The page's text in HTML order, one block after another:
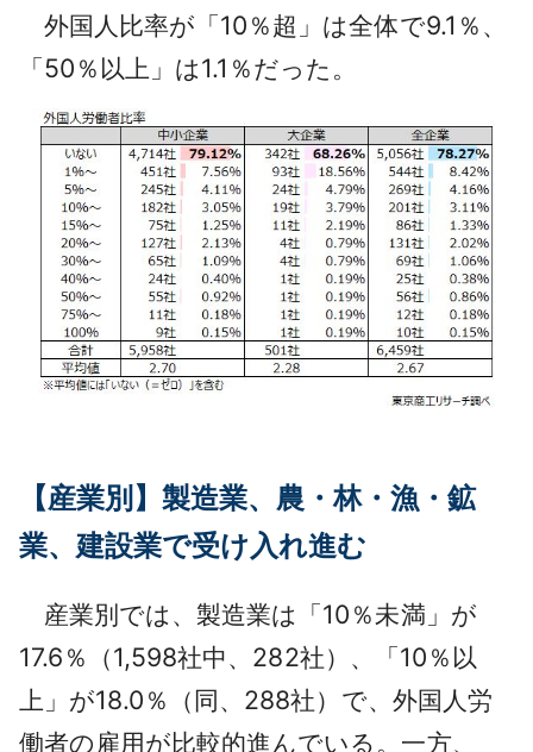
外国人比率が「10％超」は全体で9.1％、
「50％以上」は1.1％だった。
【産業別】製造業、農・林・漁・鉱
業、建設業で受け入れ進む
産業別では、製造業は「10％未満」が
17.6％（1,598社中、282社）、「10％以
上」が18.0％（同、288社）で、外国人労
働者の雇用が比較的進んでいる。一方、